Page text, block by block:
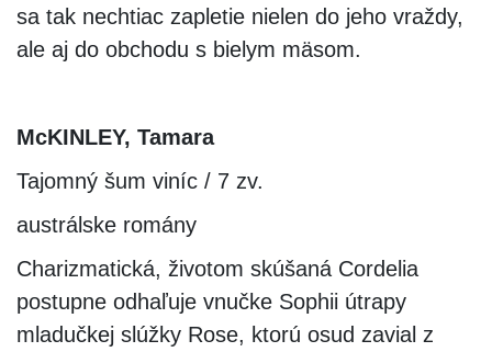
sa tak nechtiac zapletie nielen do jeho vraždy,
ale aj do obchodu s bielym mäsom.
McKINLEY, Tamara
Tajomný šum viníc / 7 zv.
austrálske romány
Charizmatická, životom skúšaná Cordelia
postupne odhaľuje vnučke Sophii útrapy
mladučkej slúžky Rose, ktorú osud zavial z